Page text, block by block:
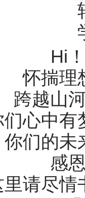
Hi
怀揣理
跨越山
们心中有
你们的未
感
里请尽情